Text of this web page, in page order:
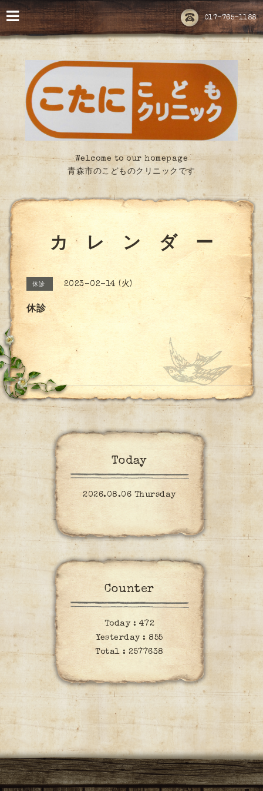
017-765-1188
Welcome to our homepage
青森市のこどものクリニックです
カ レ ン ダ ー
休診 2023-02-14 (火)
休診
Today
2026.08.06 Thursday
Counter
Today : 472
Yesterday : 855
Total :2577638